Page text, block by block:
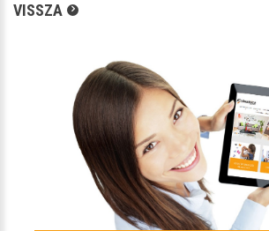
VISSZA